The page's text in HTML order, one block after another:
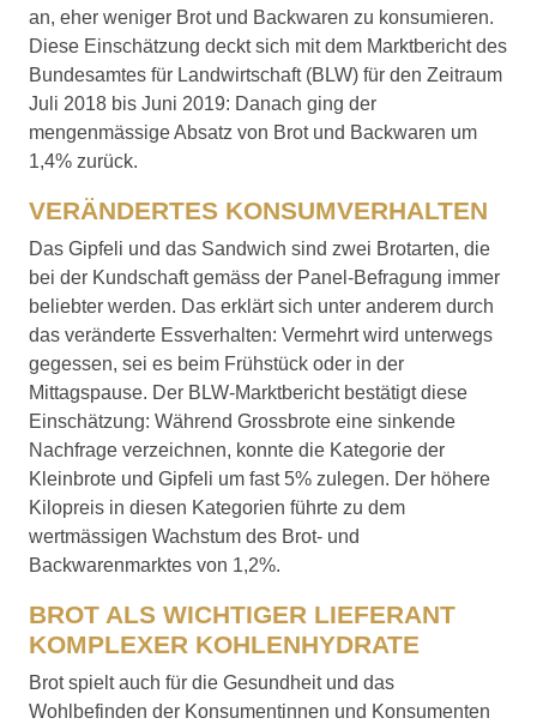
an, eher weniger Brot und Backwaren zu konsumieren.
Diese Einschätzung deckt sich mit dem Marktbericht des
Bundesamtes für Landwirtschaft (BLW) für den Zeitraum
Juli 2018 bis Juni 2019: Danach ging der
mengenmässige Absatz von Brot und Backwaren um
1,4% zurück.
VERÄNDERTES KONSUMVERHALTEN
Das Gipfeli und das Sandwich sind zwei Brotarten, die
bei der Kundschaft gemäss der Panel-Befragung immer
beliebter werden. Das erklärt sich unter anderem durch
das veränderte Essverhalten: Vermehrt wird unterwegs
gegessen, sei es beim Frühstück oder in der
Mittagspause. Der BLW-Marktbericht bestätigt diese
Einschätzung: Während Grossbrote eine sinkende
Nachfrage verzeichnen, konnte die Kategorie der
Kleinbrote und Gipfeli um fast 5% zulegen. Der höhere
Kilopreis in diesen Kategorien führte zu dem
wertmässigen Wachstum des Brot- und
Backwarenmarktes von 1,2%.
BROT ALS WICHTIGER LIEFERANT
KOMPLEXER KOHLENHYDRATE
Brot spielt auch für die Gesundheit und das
Wohlbefinden der Konsumentinnen und Konsumenten